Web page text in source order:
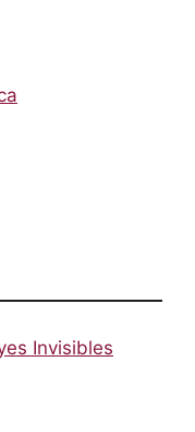
Invisibles